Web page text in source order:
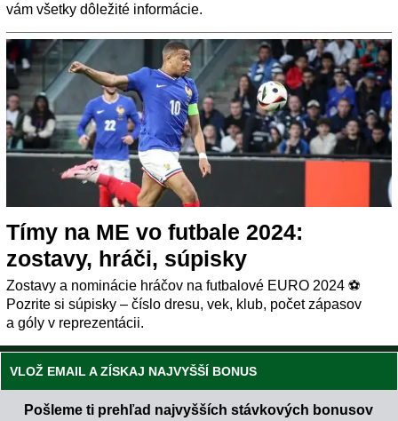
vám všetky dôležité informácie.
Tímy na ME vo futbale 2024:
zostavy, hráči, súpisky
Zostavy a nominácie hráčov na futbalové EURO 2024 ⚽
Pozrite si súpisky – číslo dresu, vek, klub, počet zápasov
a góly v reprezentácii.
VLOŽ EMAIL A ZÍSKAJ NAJVYŠŠÍ BONUS
Pošleme ti prehľad najvyšších stávkových bonusov